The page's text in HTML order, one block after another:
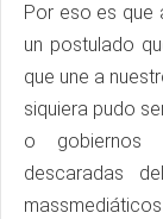
Por eso es que
un postulado
que une a
siquiera pudo
o gobiernos
descaradas